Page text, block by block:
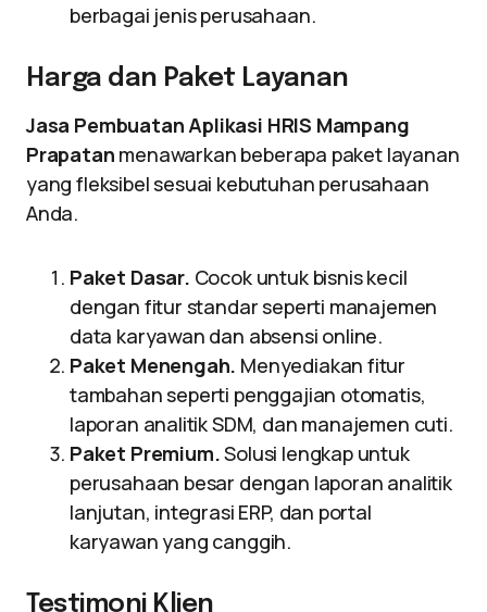
berbagai jenis perusahaan.
Harga dan Paket Layanan
Jasa Pembuatan Aplikasi HRIS Mampang
Prapatan menawarkan beberapa paket layanan
yang fleksibel sesuai kebutuhan perusahaan
Anda.
Paket Dasar. Cocok untuk bisnis kecil
dengan fitur standar seperti manajemen
data karyawan dan absensi online.
Paket Menengah. Menyediakan fitur
tambahan seperti penggajian otomatis,
laporan analitik SDM, dan manajemen cuti.
Paket Premium.Solusi lengkap untuk
perusahaan besar dengan laporan analitik
lanjutan, integrasi ERP, dan portal
karyawan yang canggih.
Testimoni Klien